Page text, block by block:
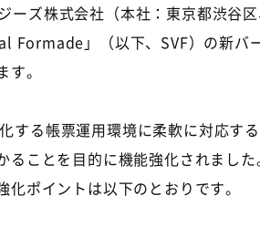
ズ株式会社（本社：東京都渋谷
Formade」（以下、SVF）の新バ
。
する帳票運用環境に柔軟に対応す
ことを目的に機能強化されました
ポイントは以下のとおりです。